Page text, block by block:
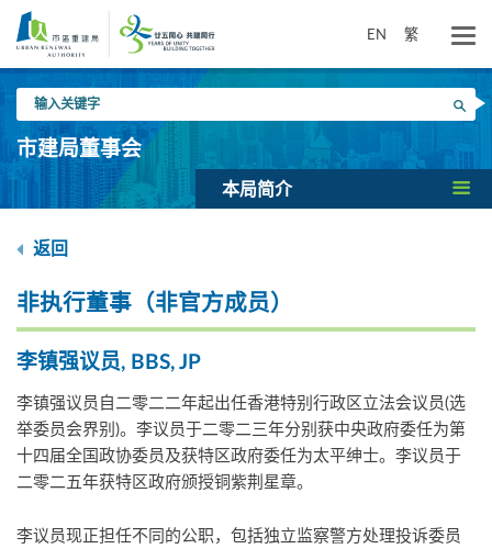
要
EN 繁
入
关
键
搜寻
市建局董事会
本局简介
返回
非执行董事（非官方成员）
李镇强议员, BBS, JP
李镇强议员自二零二二年起出任香港特别行政区立法会议员(选
举委员会界别)。李议员于二零二三年分别获中央政府委任为第
十四届全国政协委员及获特区政府委任为太平绅士。李议员于
二零二五年获特区政府颁授铜紫荆星章。
李议员现正担任不同的公职，包括独立监察警方处理投诉委员